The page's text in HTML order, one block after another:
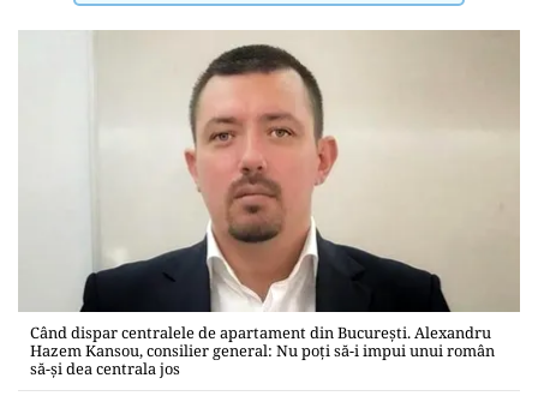
Când dispar centralele de apartament din București. Alexandru
Hazem Kansou, consilier general: Nu poți să-i impui unui român
să-și dea centrala jos